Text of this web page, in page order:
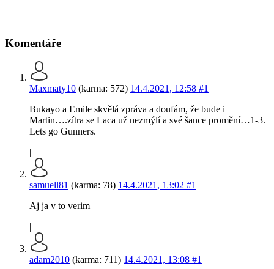
Komentáře
Maxmaty10 (karma: 572) 14.4.2021, 12:58 #1
Bukayo a Emile skvělá zpráva a doufám, že bude i
Martin….zítra se Laca už nezmýlí a své šance promění…1-3.
Lets go Gunners.
|
samuell81 (karma: 78) 14.4.2021, 13:02 #1
Aj ja v to verim
|
adam2010 (karma: 711) 14.4.2021, 13:08 #1